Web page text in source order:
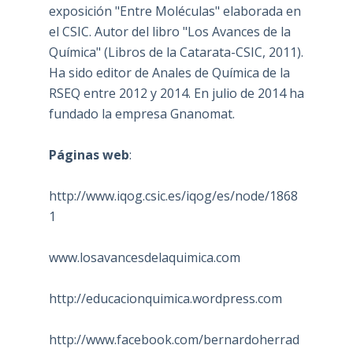
exposición "Entre Moléculas" elaborada en
el CSIC. Autor del libro "Los Avances de la
Química" (Libros de la Catarata-CSIC, 2011).
Ha sido editor de Anales de Química de la
RSEQ entre 2012 y 2014. En julio de 2014 ha
fundado la empresa Gnanomat.
Páginas web:
http://www.iqog.csic.es/iqog/es/node/1868
1
www.losavancesdelaquimica.com
http://educacionquimica.wordpress.com
http://www.facebook.com/bernardoherrad